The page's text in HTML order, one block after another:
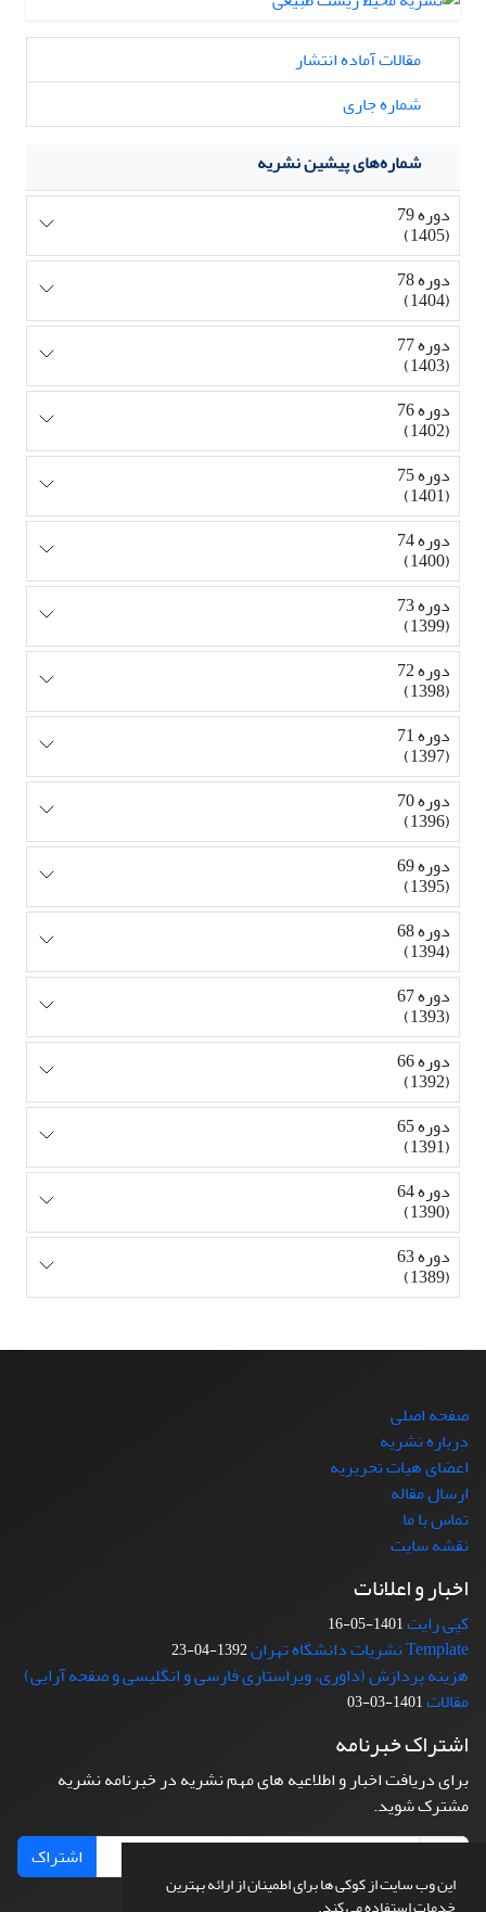
این وب سایت از کوکی ها برای اطمینان از ارائه بهترین
مقالات آماده انتشار
شماره جاری
شماره‌های پیشین نشریه
دوره 79
(1405)
دوره 78
(1404)
دوره 77
(1403)
دوره 76
(1402)
دوره 75
(1401)
دوره 74
(1400)
دوره 73
(1399)
دوره 72
(1398)
دوره 71
(1397)
دوره 70
(1396)
دوره 69
(1395)
دوره 68
(1394)
دوره 67
(1393)
دوره 66
(1392)
دوره 65
(1391)
دوره 64
(1390)
دوره 63
(1389)
صفحه اصلی
درباره نشریه
اعضای هیات تحریریه
ارسال مقاله
تماس با ما
نقشه سایت
اخبار و اعلانات
کپی رایت1401-05-16
Template نشریات دانشگاه تهران 1392-04-23
هزینه پردازش (داوری، ویراستاری فارسی و انگلیسی و صفحه آرایی)
مقالات1401-03-03
اشتراک خبرنامه
برای دریافت اخبار و اطلاعیه های مهم نشریه در خبرنامه نشریه
مشترک شوید.
اشتراک